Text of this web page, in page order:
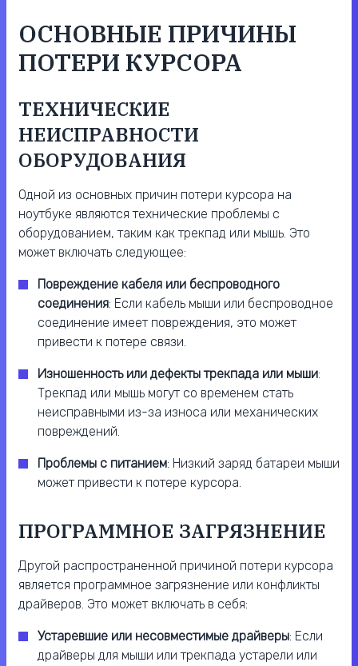
ОСНОВНЫЕ ПРИЧИНЫ
ПОТЕРИ КУРСОРА
ТЕХНИЧЕСКИЕ
НЕИСПРАВНОСТИ
ОБОРУДОВАНИЯ
Одной из основных причин потери курсора на
ноутбуке являются технические проблемы с
оборудованием, таким как трекпад или мышь. Это
может включать следующее:
Повреждение кабеля или беспроводного
соединения: Если кабель мыши или беспроводное
соединение имеет повреждения, это может
привести к потере связи.
Изношенность или дефекты трекпада или мыши:
Трекпад или мышь могут со временем стать
неисправными из-за износа или механических
повреждений.
Проблемы с питанием: Низкий заряд батареи мыши
может привести к потере курсора.
ПРОГРАММНОЕ ЗАГРЯЗНЕНИЕ
Другой распространенной причиной потери курсора
является программное загрязнение или конфликты
драйверов. Это может включать в себя:
Устаревшие или несовместимые драйверы: Если
драйверы для мыши или трекпада устарели или